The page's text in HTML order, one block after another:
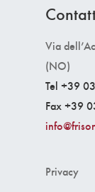
Via
(NO)
Tel +39
Fax +39
Privacy